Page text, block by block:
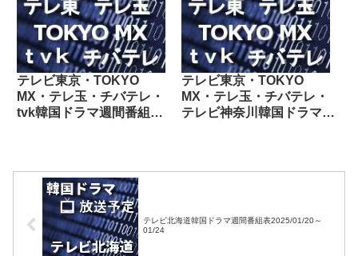
テレビ東京・TOKYO
MX・テレ玉・チバテレ・
tvk韓国ドラマ週間番組表
テレビ東京・TOKYO
MX・テレ玉・チバテレ・
テレビ神奈川韓国ドラマ週
テレビ北海道韓国ドラマ週間番組表2025/01/20～
01/24